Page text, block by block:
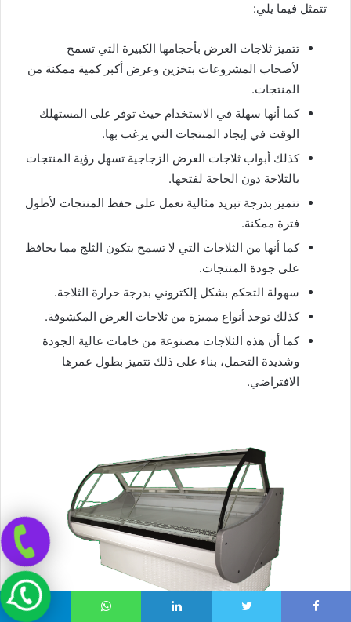
تتمثل فيما يلي:
تتميز ثلاجات العرض بأحجامها الكبيرة التي تسمح
لأصحاب المشروعات بتخزين وعرض أكبر كمية ممكنة من
المنتجات.
كما أنها سهلة في الاستخدام حيث توفر على المستهلك
الوقت في إيجاد المنتجات التي يرغب بها.
كذلك أبواب ثلاجات العرض الزجاجية تسهل رؤية المنتجات
بالثلاجة دون الحاجة لفتحها.
تتميز بدرجة تبريد مثالية تعمل على حفظ المنتجات لأطول
فترة ممكنة.
كما أنها من الثلاجات التي لا تسمح بتكون الثلج مما يحافظ
على جودة المنتجات.
سهولة التحكم بشكل إلكتروني بدرجة حرارة الثلاجة.
كذلك توجد أنواع مميزة من ثلاجات العرض المكشوفة.
كما أن هذه الثلاجات مصنوعة من خامات عالية الجودة
وشديدة التحمل، بناء على ذلك تتميز بطول عمرها
الافتراضي.